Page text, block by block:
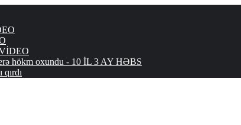
hökm oxundu - 10 İL 3 AY HƏBS